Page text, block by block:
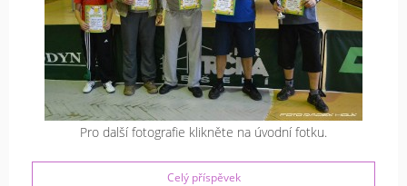
Pro další fotografie klikněte na úvodní fotku.
Celý příspěvek